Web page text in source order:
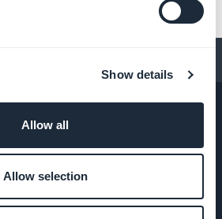
Show details
Allow all
Allow selection